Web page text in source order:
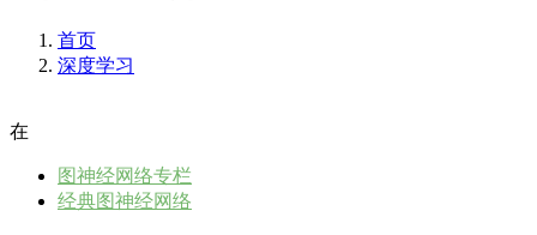
首页
深度学习
在
图神经网络专栏
经典图神经网络